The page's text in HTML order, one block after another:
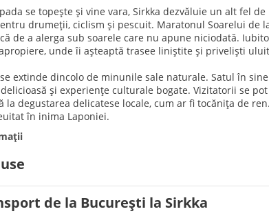
se topește și vine vara, Sirkka dezvăluie un alt fel
drumeții, ciclism și pescuit. Maratonul Soarelui
de a alerga sub soarele care nu apune niciodată.
unde îi așteaptă trasee liniștite și priveliști
extinde dincolo de minunile sale naturale. Satul în
și experiențe culturale bogate. Vizitatorii se
la degustarea delicatese locale, cum ar fi tocănița de
în inima Laponiei.
de la București la Sirkka